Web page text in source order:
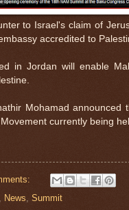
to Israel's claim of
accredited to
in Jordan will enable
Mohamad
currently being
, News, Summit